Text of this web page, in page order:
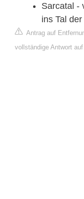
Sarcatal -
ins Tal
Antrag auf
vollständige Antwort